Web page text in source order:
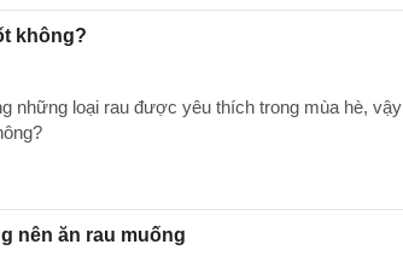
không?
những loại rau được yêu thích trong mùa hè, vậy
nên ăn rau muống